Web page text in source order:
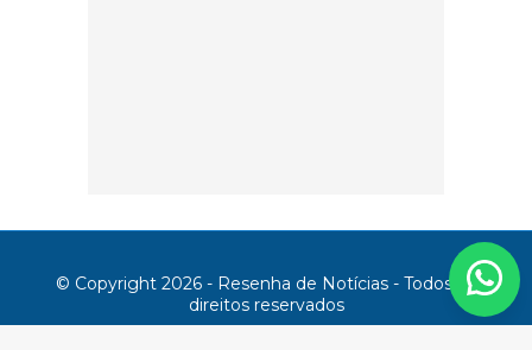
© Copyright 2026 - Resenha de Notícias - Todos os
direitos reservados